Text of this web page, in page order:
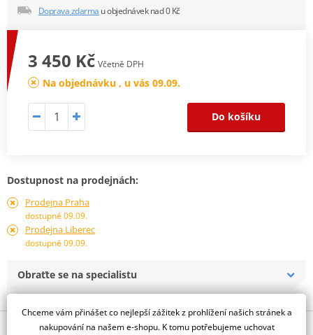
Doprava zdarma u objednávek nad 0 Kč
3 450 Kč Včetně DPH
Na objednávku , u vás 09.09.
Do košíku
Dostupnost na prodejnách:
Prodejna Praha
dostupné 09.09.
Prodejna Liberec
dostupné 09.09.
Obraťte se na specialistu
Popis a parametry
Chceme vám přinášet co nejlepší zážitek z prohlížení našich stránek a
nakupování na našem e-shopu. K tomu potřebujeme uchovat